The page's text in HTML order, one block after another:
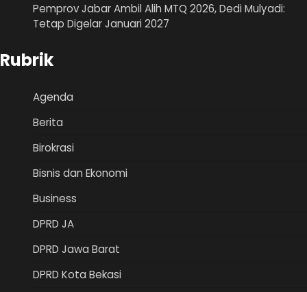
Pemprov Jabar Ambil Alih MTQ 2026, Dedi Mulyadi:
Tetap Digelar Januari 2027
Rubrik
Agenda
Berita
Birokrasi
Bisnis dan Ekonomi
Business
DPRD JA
DPRD Jawa Barat
DPRD Kota Bekasi